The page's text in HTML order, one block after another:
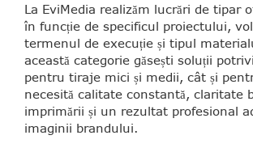
La EviMedia realizăm lucrări de tipar
în funcție de specificul proiectului,
termenul de execuție și tipul
această categorie găsești soluții
pentru tiraje mici și medii, cât și
necesită calitate constantă, claritate
imprimării și un rezultat profesional
imaginii brandului.